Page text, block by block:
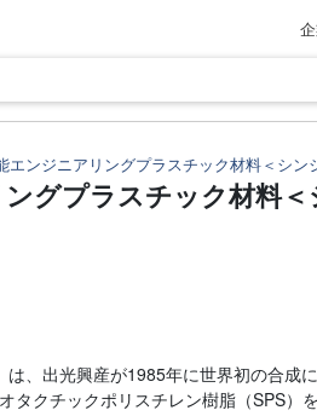
エンジニアリングプラスチック材料＜シン
グプラスチック材料
、出光興産が1985年に世界初の合
クチックポリスチレン樹脂（SPS）